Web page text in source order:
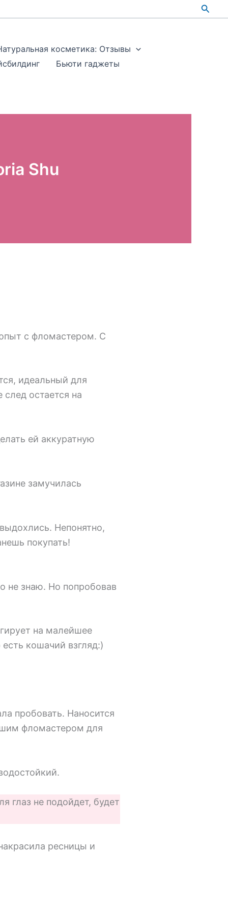
Поиск
косметика: Отзывы
Бьюти гаджеты
Shu
с фломастером. С
идеальный для
остается на
ей аккуратную
замучилась
Непонятно,
покупать!
не знаю. Но попробовав
на малейшее
кошачий взгляд:)
пробовать. Наносится
фломастером для
глаз не подойдет, будет
ресницы и